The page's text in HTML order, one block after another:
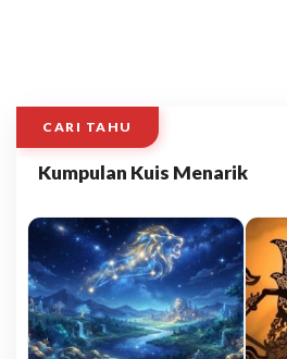
CARI TAHU
Kumpulan Kuis Menarik